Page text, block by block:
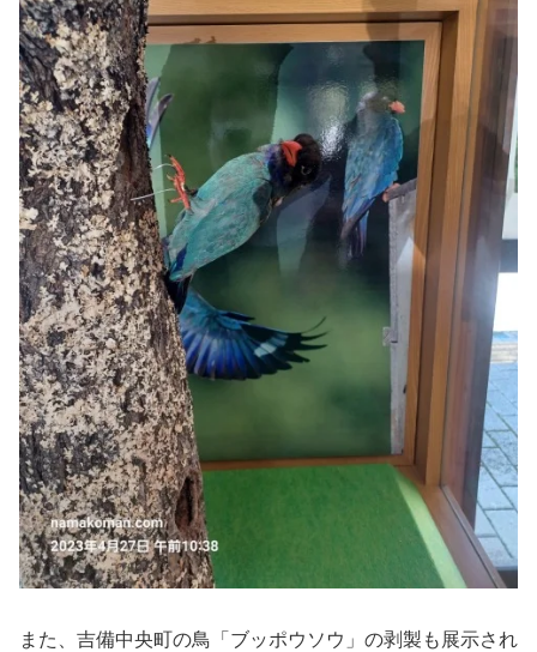
また、吉備中央町の鳥「ブッポウソウ」の剥製も展示され